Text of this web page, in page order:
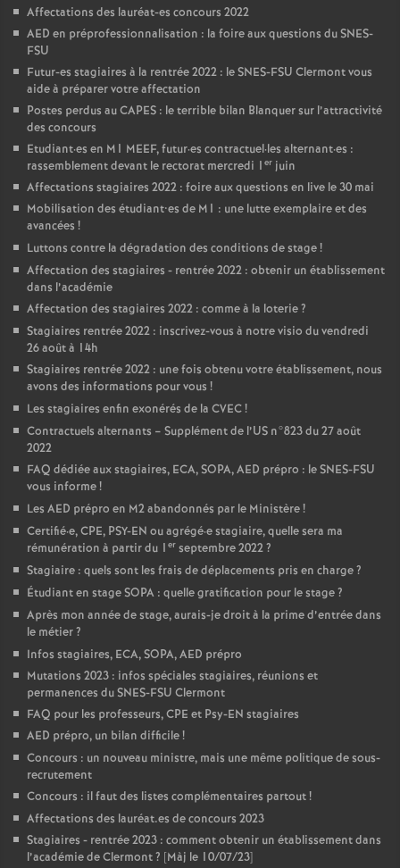
Affectations des lauréat-es concours 2022
AED en préprofessionnalisation : la foire aux questions du SNES-
FSU
Futur-es stagiaires à la rentrée 2022 : le SNES-FSU Clermont vous
aide à préparer votre affectation
Postes perdus au CAPES : le terrible bilan Blanquer sur l’attractivité
des concours
Etudiant·es en M1 MEEF, futur·es contractuel·les alternant·es :
rassemblement devant le rectorat mercredi 1 er juin
Affectations stagiaires 2022 : foire aux questions en live le 30 mai
Mobilisation des étudiant•es de M1 : une lutte exemplaire et des
avancées !
Luttons contre la dégradation des conditions de stage!
Affectation des stagiaires - rentrée 2022 : obtenir un établissement
dans l’académie
Affectation des stagiaires 2022 : comme à la loterie?
Stagiaires rentrée 2022 : inscrivez-vous à notre visio du vendredi
26 août à 14h
Stagiaires rentrée 2022 : une fois obtenu votre établissement, nous
avons des informations pour vous !
Les stagiaires enfin exonérés de la CVEC!
Contractuels alternants – Supplément de l’US n°823 du 27 août
2022
FAQ dédiée aux stagiaires, ECA, SOPA, AED prépro : le SNES-FSU
vous informe!
Les AED prépro en M2 abandonnés par le Ministère!
Certifié·e, CPE, PSY-EN ou agrégé·e stagiaire, quelle sera ma
rémunération à partir du 1 er septembre 2022?
Stagiaire : quels sont les frais de déplacements pris en charge?
Étudiant en stage SOPA : quelle gratification pour le stage?
Après mon année de stage, aurais-je droit à la prime d’entrée dans
le métier?
Infos stagiaires, ECA, SOPA, AED prépro
Mutations 2023 : infos spéciales stagiaires, réunions et
permanences du SNES-FSU Clermont
FAQ pour les professeurs, CPE et Psy-EN stagiaires
AED prépro, un bilan difficile!
Concours : un nouveau ministre, mais une même politique de sous-
recrutement
Concours : il faut des listes complémentaires partout!
Affectations des lauréat.es de concours 2023
Stagiaires - rentrée 2023 : comment obtenir un établissement dans
l’académie de Clermont? [Màj le 10/07/23]